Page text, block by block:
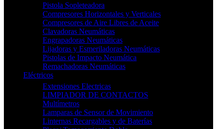
Pistola Sopleteadora
Compresores Horizontales y Verticales
Compresores de Aire Libres de Aceite
Clavadoras Neumáticas
Engrapadoras Neumáticas
Lijadoras y Esmeriladoras Neumáticas
Pistolas de Impacto Neumática
Remachadoras Neumáticas
Eléctricos
Extensiones Electricas
LIMPIADOR DE CONTACTOS
Multímetros
Lamparas de Sensor de Movimiento
Linternas Recargables y de Baterías